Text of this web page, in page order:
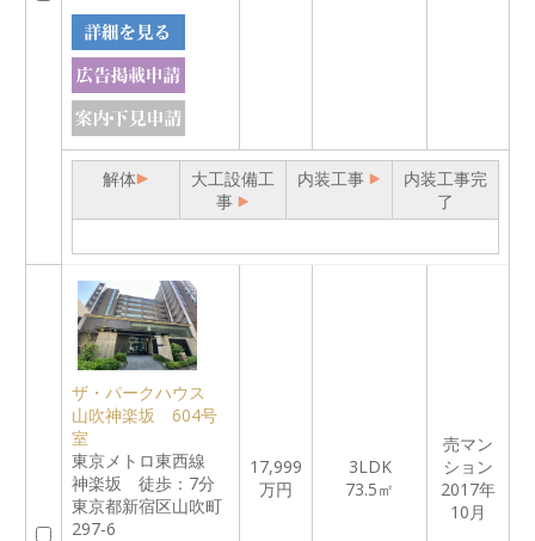
解体
大工設備工
事
内装工事
内装工事完
了
ザ・パークハウス
山吹神楽坂 604号
室
東京メトロ東西線
神楽坂 徒歩：7分
東京都新宿区山吹町
297-6
17,999
万円
3LDK
73.5㎡
売マン
ション
2017年
10月